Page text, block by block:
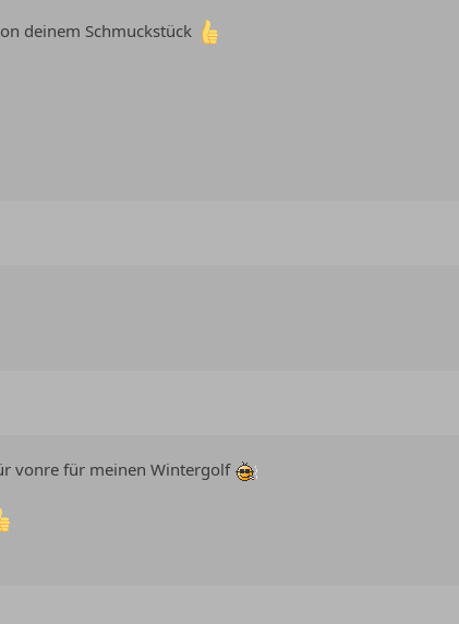
deinem Schmuckstück
vonre für meinen Wintergolf